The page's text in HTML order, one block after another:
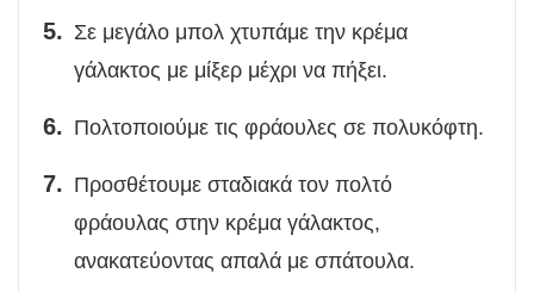
Σε μεγάλο μπολ χτυπάμε την κρέμα
γάλακτος με μίξερ μέχρι να πήξει.
Πολτοποιούμε τις φράουλες σε πολυκόφτη.
Προσθέτουμε σταδιακά τον πολτό
φράουλας στην κρέμα γάλακτος,
ανακατεύοντας απαλά με σπάτουλα.